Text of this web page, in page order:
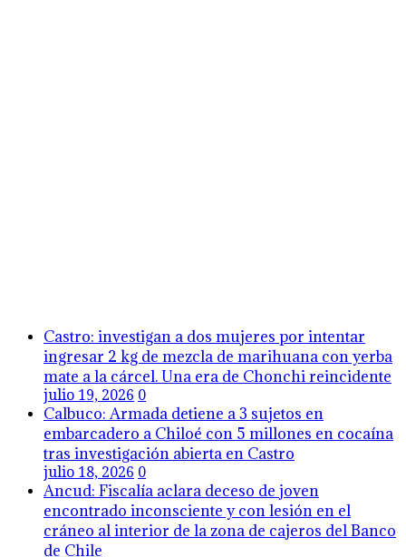
Castro: investigan a dos mujeres por intentar
ingresar 2 kg de mezcla de marihuana con yerba
mate a la cárcel. Una era de Chonchi reincidente
julio 19, 2026 0
Calbuco: Armada detiene a 3 sujetos en
embarcadero a Chiloé con 5 millones en cocaína
tras investigación abierta en Castro
julio 18, 2026 0
Ancud: Fiscalía aclara deceso de joven
encontrado inconsciente y con lesión en el
cráneo al interior de la zona de cajeros del Banco
de Chile